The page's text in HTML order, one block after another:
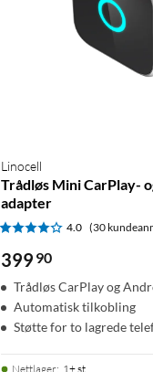
Linocell
Trådløs Mini CarPlay-
adapter
4.0 (30
399 90
Trådløs CarPlay og
Automatisk tilkobling
Støtte for to lagrede
Nettlager: 1+ st